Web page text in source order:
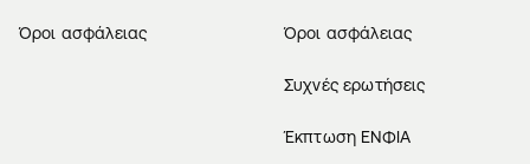
Όροι ασφάλειας Όροι ασφάλειας
Συχνές ερωτήσεις
Έκπτωση ΕΝΦΙΑ